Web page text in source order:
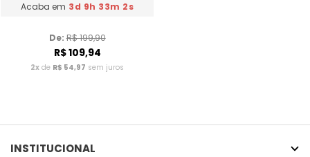
Acaba em 3d 9h 33m 2s
De: R$ 199,90
R$ 109,94
2x de R$ 54,97 sem juros
INSTITUCIONAL